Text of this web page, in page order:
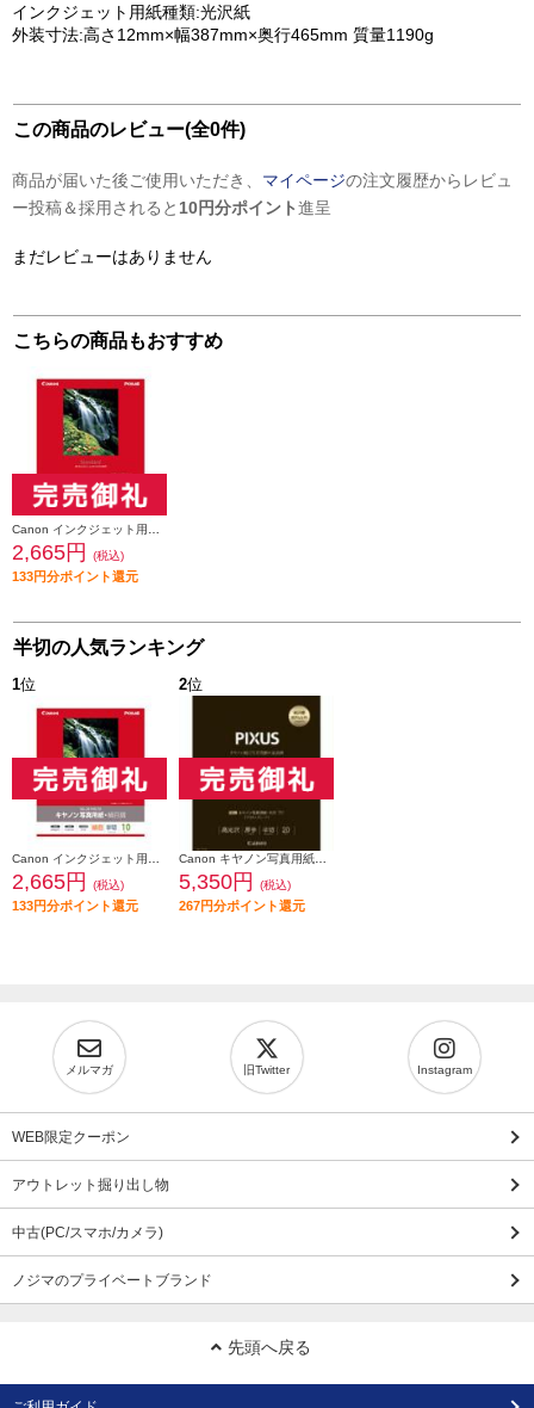
インクジェット用紙種類:光沢紙
外装寸法:高さ12mm×幅387mm×奥行465mm 質量1190g
この商品のレビュー(全0件)
商品が届いた後ご使用いただき、 マイページの注文履歴からレビュ
ー投稿＆採用されると 10円分ポイント進呈
まだレビューはありません
こちらの商品もおすすめ
2,665円 (税込)
133円分ポイント還元
半切の人気ランキング
1位
2,665円 (税込)
133円分ポイント還元
2位
5,350円 (税込)
267円分ポイント還元
メルマガ 旧Twitter Instagram
WEB限定クーポン
アウトレット掘り出し物
中古(PC/スマホ/カメラ)
ノジマのプライベートブランド
先頭へ戻る